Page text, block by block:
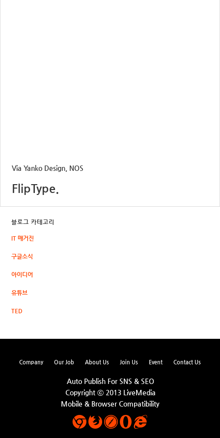
Via Yanko Design, NOS
FlipType.
블로그 카테고리
IT 매거진
구글소식
아이디어
유튜브
TED
Company Our Job About Us Join Us Event Contact Us
Auto Publish For SNS & SEO
Copyright ⓒ 2013 LiveMedia
Mobile & Browser Compatibility